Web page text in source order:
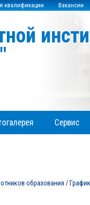
квалификации Вакансии
Сервис
образования /